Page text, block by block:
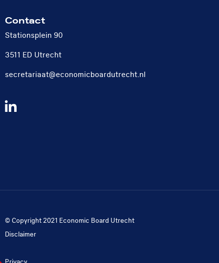
Contact
Stationsplein 90
3511 ED Utrecht
secretariaat@economicboardutrecht.nl
Volg
© Copyright 2021 Economic Board Utrecht
Disclaimer